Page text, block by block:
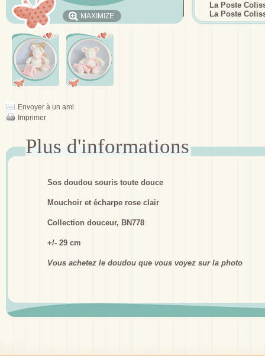
MAXIMIZE
Envoyer à un ami
Imprimer
La Poste
La Poste
Sos doudou souris toute douce
Mouchoir et écharpe rose clair
Collection douceur, BN778
+/- 29 cm
Vous achetez le doudou que vous voyez sur la photo